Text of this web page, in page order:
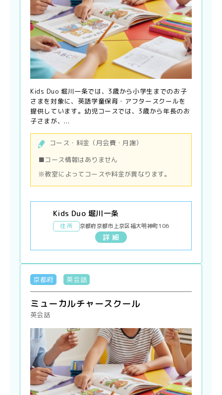
Kids Duo 堀川一条では、3歳から小学生までのお子
さまを対象に、英語学童保育・アフタースクールを
提供しています。幼児コースでは、3歳から年長のお
子さまが、...
コース・料金（月会費・月謝）
■コース情報はありません
※教室によってコースや料金が異なります。
Kids Duo 堀川一条
住 所 京都府京都市上京区福大明神町106
詳 細
京都府 英会話
ミューカルチャースクール
英会話